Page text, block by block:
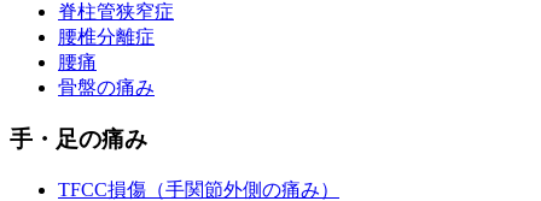
脊柱管狭窄症
腰椎分離症
腰痛
骨盤の痛み
手・足の痛み
TFCC損傷（手関節外側の痛み）